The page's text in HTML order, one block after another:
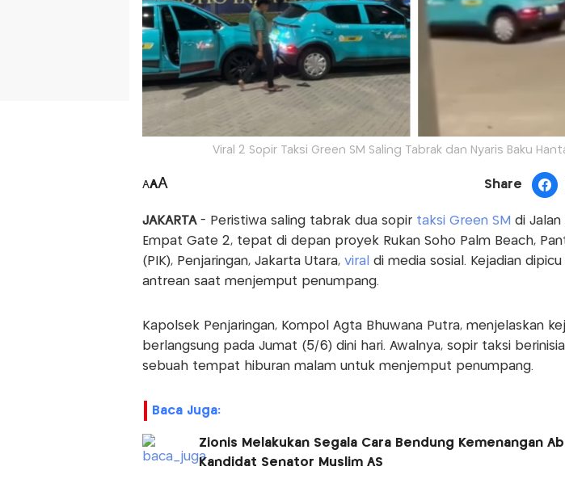
Viral 2 Sopir Taksi Green SM Saling Tabrak dan Nyaris Baku
AAA Share
JAKARTA- Peristiwa saling tabrak dua sopir taksi Green SM di Jalan
Empat Gate 2, tepat di depan proyek Rukan Soho Palm Beach,
(PIK), Penjaringan, Jakarta Utara,viral di media sosial. Kejadian
antrean saat menjemput penumpang.
Kapolsek Penjaringan, Kompol Agta Bhuwana Putra, menjelaskan
berlangsung pada Jumat (5/6) dini hari. Awalnya, sopir taksi
sebuah tempat hiburan malam untuk menjemput penumpang.
Baca Juga:
Zionis Melakukan Segala Cara Bendung Kemenangan
Kandidat Senator Muslim AS